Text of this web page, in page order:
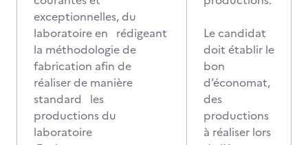
exceptionnelles, du
laboratoire en rédigeant
la méthodologie de
fabrication afin de
réaliser de manière
standard les
productions du
laboratoire
Le candidat
doit établir le
bon
d’économat,
des
productions
à réaliser lors